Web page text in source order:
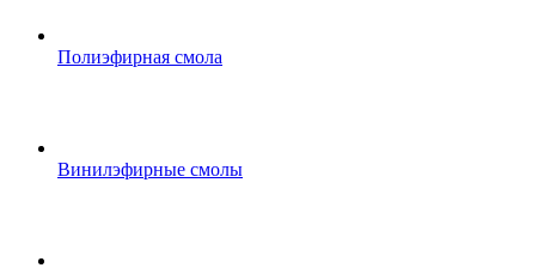
Полиэфирная смола
Винилэфирные смолы